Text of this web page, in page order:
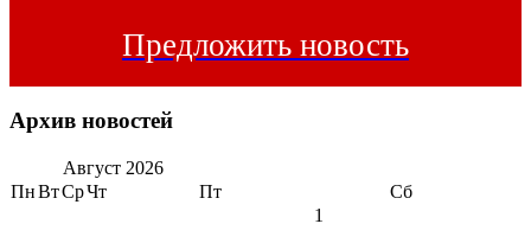
Предложить новость
Архив новостей
Август 2026
ПнВтСрЧт Пт Сб
1